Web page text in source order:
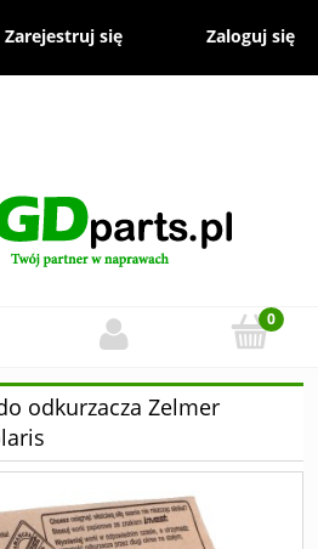
Zarejestruj się Zaloguj się
odkurzacza Zelmer